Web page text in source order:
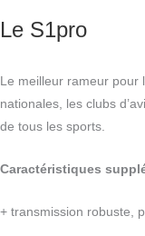
Le S1pro
Le meilleur rameur pour
nationales, les clubs
de tous les sports.
Caractéristiques
+ transmission robuste,